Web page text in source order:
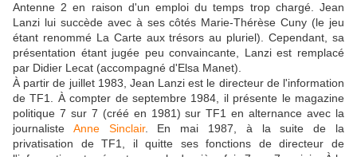
Antenne 2 en raison d'un emploi du temps trop chargé. Jean
Lanzi lui succède avec à ses côtés Marie-Thérèse Cuny (le jeu
étant renommé La Carte aux trésors au pluriel). Cependant, sa
présentation étant jugée peu convaincante, Lanzi est remplacé
par Didier Lecat (accompagné d'Elsa Manet).
À partir de juillet 1983, Jean Lanzi est le directeur de l'information
de TF1. À compter de septembre 1984, il présente le magazine
politique 7 sur 7 (créé en 1981) sur TF1 en alternance avec la
journaliste Anne Sinclair. En mai 1987, à la suite de la
privatisation de TF1, il quitte ses fonctions de directeur de